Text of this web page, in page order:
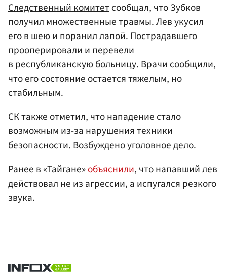
Следственный комитетсообщал, что Зубков
получил множественные травмы. Лев укусил
его в шею и поранил лапой. Пострадавшего
прооперировали и перевели
в республиканскую больницу. Врачи сообщили,
что его состояние остается тяжелым, но
стабильным.
СК также отметил, что нападение стало
возможным из-за нарушения техники
безопасности. Возбуждено уголовное дело.
Ранее в «Тайгане»объяснили, что напавший лев
действовал не из агрессии, а испугался резкого
звука.